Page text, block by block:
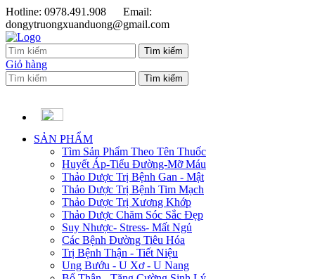
Hotline: 0978.491.908
Email:
dongytruongxuanduong@gmail.com
Giỏ hàng
SẢN PHẨM
Tìm Sản Phẩm Theo Tên Thuốc
Huyết Áp-Tiểu Đường-Mỡ Máu
Thảo Dược Trị Bệnh Gan - Mật
Thảo Dược Trị Bệnh Tim Mạch
Thảo Dược Trị Xương Khớp
Thảo Dược Chăm Sóc Sắc Đẹp
Suy Nhược- Stress- Mất Ngủ
Các Bệnh Đường Tiêu Hóa
Trị Bệnh Thận - Tiết Niệu
Ung Bướu - U Xơ - U Nang